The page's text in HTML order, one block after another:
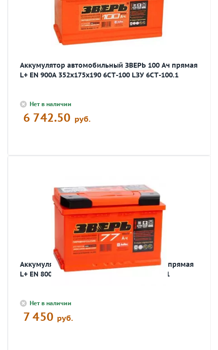
Аккумулятор автомобильный ЗВЕРЬ 100 Ач прямая
L+ EN 900A 352x175x190 6СТ-100 LЗУ 6СТ-100.1
Нет в наличии
6 742.50 руб.
Аккумулятор автомобильный ЗВЕРЬ 77 Ач прямая
L+ EN 800A 278x175x190 6СТ-77 LЗУ 6СТ-77.1
Нет в наличии
7 450 руб.